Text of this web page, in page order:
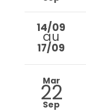
14/09
au
17/09
Mar
22
Sep